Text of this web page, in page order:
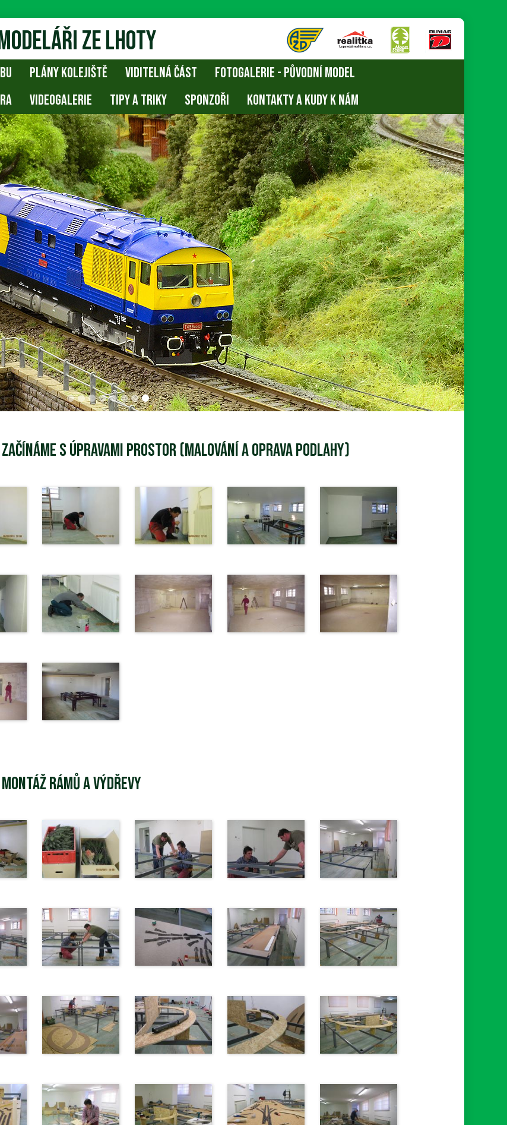
ze Lhoty
PLÁNY KOLEJIŠTĚ VIDITELNÁ ČÁST
FOTOGALERIE - PŮVODNÍ MODEL
VIDEOGALERIE TIPY A TRIKY SPONZOŘI KONTAKTY A KUDY K NÁM
Začínáme s úpravami prostor (malování a oprava podlahy)
rámů a výdřevy